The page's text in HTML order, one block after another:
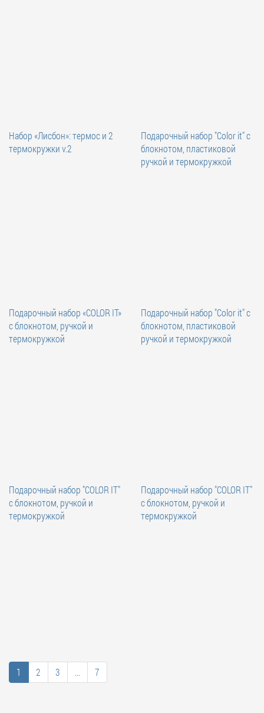
Набор «Лисбон»: термос и 2
термокружки v.2
Подарочный набор "Color it" с
блокнотом, пластиковой
ручкой и термокружкой
Подарочный набор «COLOR IT»
c блокнотом, ручкой и
термокружкой
Подарочный набор "Color it" с
блокнотом, пластиковой
ручкой и термокружкой
Подарочный набор "COLOR IT"
c блокнотом, ручкой и
термокружкой
Подарочный набор "COLOR IT"
c блокнотом, ручкой и
термокружкой
1 2 3 ... 7